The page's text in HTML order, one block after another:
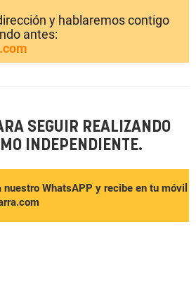
y hablaremos contigo
antes:
SEGUIR REALIZANDO
INDEPENDIENTE.
WhatsAPP y recibe en tu móvil